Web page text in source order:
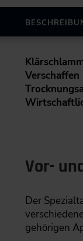
Vor-
Der
gehörigen